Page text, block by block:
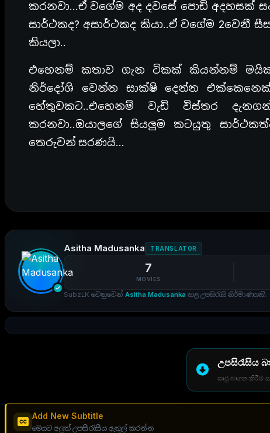
කරනවා…ඒ වගේම අද දවසේ පොඩි අදහසක්
සාර්ථකද? අසාර්ථකද කියා..ඒ වගේම 2වෙනී
කියලා..
එහෙනම් කතාව ගැන ටිකක් කියන්නම්
නිර්දෝශි වෙන්න සාක්ෂි දෙන්න
හේතුවකට..එහෙනම් වැඩි විස්තර
කරනවා..ඔයාලගේ සියලුම කටයුතු
තෙරුවන් සරණයි…
Asitha Madusanka TRANSLATOR
7
MOVIES
SubzLK වෙනුවෙන් Asitha Madusanka කළ උපසිරැසි නිර්මාණයකි.
උපසිරැසිය
සෘජු බාගත කිරීම්
Add New Subtitle
මෙයට අලුත් උපසිරැසිය ඇතුල් කරන්න